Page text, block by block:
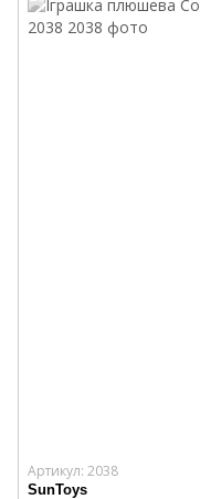
Артикул: 2038
SunToys